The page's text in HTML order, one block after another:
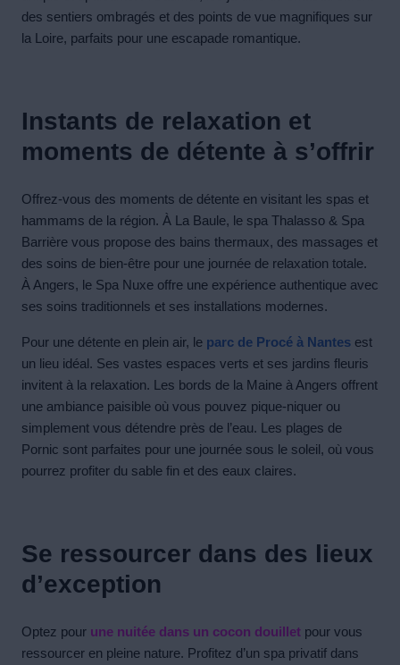
des sentiers ombragés et des points de vue magnifiques sur
la Loire, parfaits pour une escapade romantique.
Instants de relaxation et
moments de détente à s’offrir
Offrez-vous des moments de détente en visitant les spas et
hammams de la région. À La Baule, le spa Thalasso & Spa
Barrière vous propose des bains thermaux, des massages et
des soins de bien-être pour une journée de relaxation totale.
À Angers, le Spa Nuxe offre une expérience authentique avec
ses soins traditionnels et ses installations modernes.
Pour une détente en plein air, le parc de Procé à Nantes est
un lieu idéal. Ses vastes espaces verts et ses jardins fleuris
invitent à la relaxation. Les bords de la Maine à Angers offrent
une ambiance paisible où vous pouvez pique-niquer ou
simplement vous détendre près de l’eau. Les plages de
Pornic sont parfaites pour une journée sous le soleil, où vous
pourrez profiter du sable fin et des eaux claires.
Se ressourcer dans des lieux
d’exception
Optez pour une nuitée dans un cocon douillet pour vous
ressourcer en pleine nature. Profitez d’un spa privatif dans